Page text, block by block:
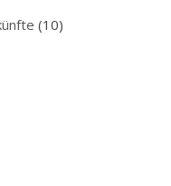
(10)